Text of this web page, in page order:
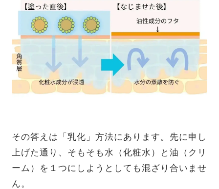
その答えは「乳化」方法にあります。先に申し
上げた通り、そもそも水（化粧水）と油（クリ
ーム）を１つにしようとしても混ざり合いませ
ん。